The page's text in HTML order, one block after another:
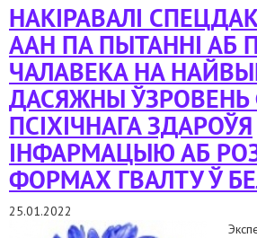
НАКІРАВАЛІ
ААН ПА ПЫТАННІ АБ
ЧАЛАВЕКА НА
ДАСЯЖНЫ ЎЗРОВЕНЬ
ПСІХІЧНАГА ЗДАРОЎЯ
ІНФАРМАЦЫЮ АБ
ФОРМАХ ГВАЛТУ Ў
25.01.2022